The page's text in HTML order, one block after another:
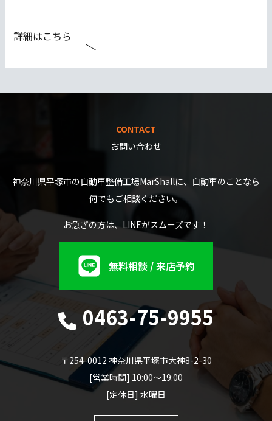
詳細はこちら
CONTACT
お問い合わせ
神奈川県平塚市の自動車整備工場MarShallに、自動車のことなら
何でもご相談ください。
お急ぎの方は、LINEがスムーズです！
無料相談 / 来店予約
0463-75-9955
〒254-0012 神奈川県平塚市大神8-2-30
[営業時間] 10:00～19:00
[定休日] 水曜日